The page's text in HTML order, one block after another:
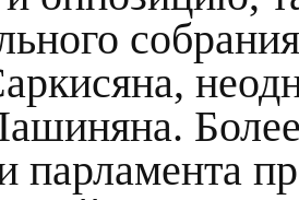
парламента